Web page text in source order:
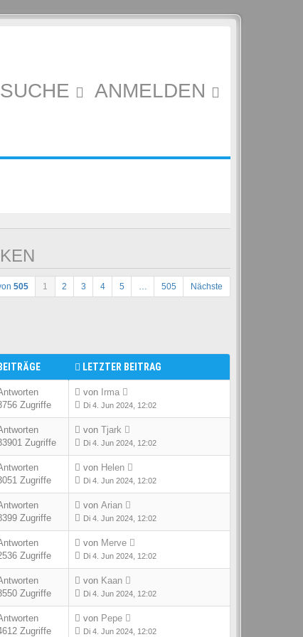
SUCHE ANMELDEN
505 1 2 3 4 5 … 505 Nächste
BEITRÄGE LETZTER BEITRAG
Zugriffe
von Irma
Di 4. Jun 2024, 12:02
Zugriffe
von Tjark
Di 4. Jun 2024, 12:02
Zugriffe
von Helen
Di 4. Jun 2024, 12:02
Zugriffe
von Arian
Di 4. Jun 2024, 12:02
Zugriffe
von Merve
Di 4. Jun 2024, 12:02
Zugriffe
von Kaan
Di 4. Jun 2024, 12:02
Zugriffe
von Pepe
Di 4. Jun 2024, 12:02